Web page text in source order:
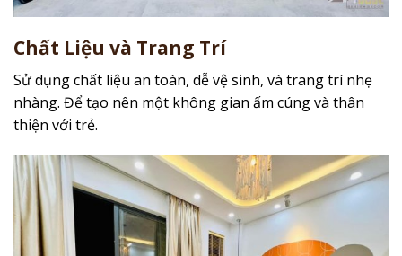
Chất Liệu và Trang Trí
Sử dụng chất liệu an toàn, dễ vệ sinh, và trang trí nhẹ
nhàng. Để tạo nên một không gian ấm cúng và thân
thiện với trẻ.